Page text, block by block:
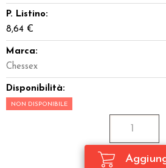
P. Listino:
8,64 €
Marca:
Chessex
Disponibilità:
NON DISPONIBILE